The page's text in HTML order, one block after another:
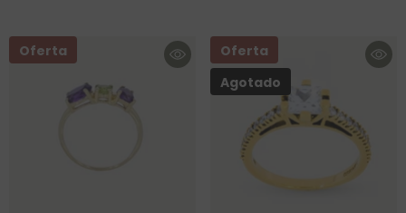
Oferta
Oferta
Agotado